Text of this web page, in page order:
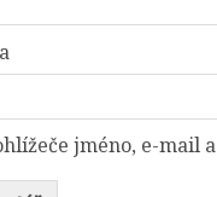
jméno, e-mail